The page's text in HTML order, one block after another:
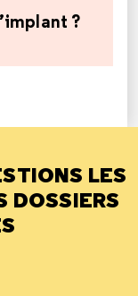
?
LES
DOSSIERS